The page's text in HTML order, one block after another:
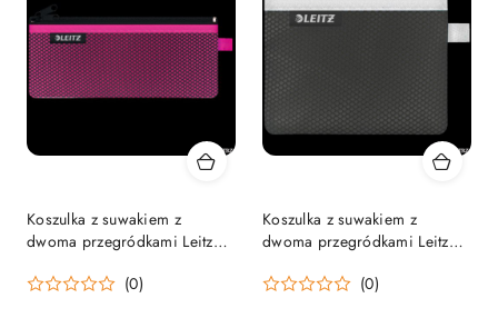
Koszulka z suwakiem z
dwoma przegródkami Leitz
40120023 .
(0)
Koszulka z suwakiem z
dwoma przegródkami Leitz
40110095 .
(0)